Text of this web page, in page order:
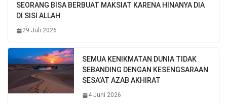
SEORANG BISA BERBUAT MAKSIAT KARENA HINANYA DIA
DI SISI ALLAH
29 Juli 2026
SEMUA KENIKMATAN DUNIA TIDAK
SEBANDING DENGAN KESENGSARAAN
SESA’AT AZAB AKHIRAT
4 Juni 2026